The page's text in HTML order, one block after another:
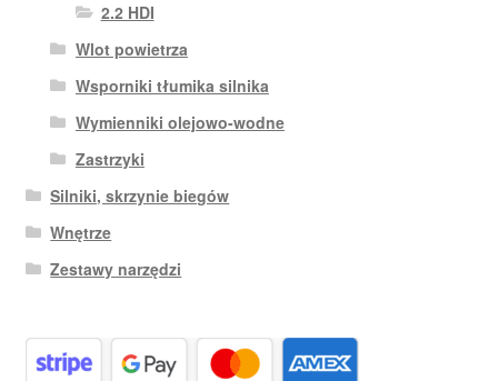
2.2 HDI
Wlot powietrza
Wsporniki tłumika silnika
Wymienniki olejowo-wodne
Zastrzyki
Silniki, skrzynie biegów
Wnętrze
Zestawy narzędzi